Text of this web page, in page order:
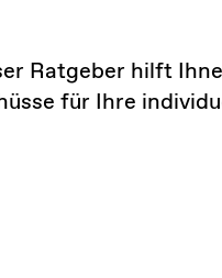
Ratgeber hilft
für Ihre